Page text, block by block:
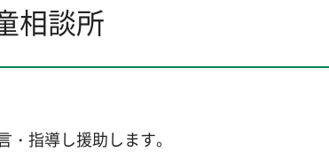
相談所
指導し援助します。